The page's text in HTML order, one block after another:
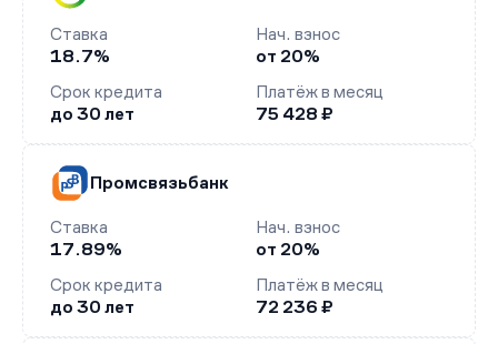
Ставка
18.7%
Нач. взнос
от 20%
Срок кредита
до 30 лет
Платёж в месяц
75 428 ₽
Промсвязьбанк
Ставка
17.89%
Нач. взнос
от 20%
Срок кредита
до 30 лет
Платёж в месяц
72 236 ₽